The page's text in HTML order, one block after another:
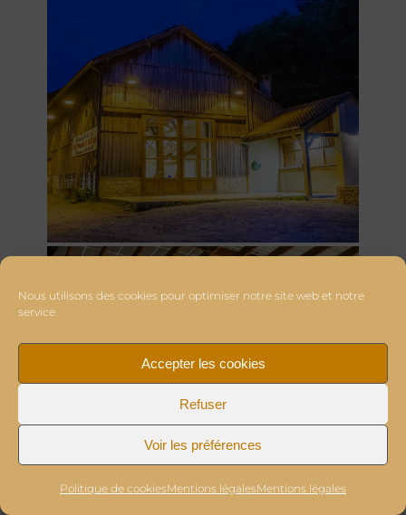
Nous utilisons des cookies pour optimiser notre site web et notre
service.
Accepter les cookies
Refuser
Voir les préférences
Politique de cookiesMentions légalesMentions légales